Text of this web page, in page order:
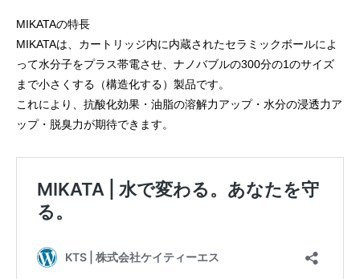
MIKATAの特長
MIKATAは、カートリッジ内に内蔵されたセラミックボールによ
って水分子をプラス帯電させ、ナノバブルの300分の1のサイズ
まで小さくする（構造化する）製品です。
これにより、抗酸化効果・油脂の溶解力アップ・水分の浸透力ア
ップ・脱臭力が期待できます。